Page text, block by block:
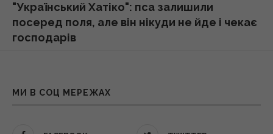
У Єврокомісії відреагували на заяву
Зеленського про скорочення поставок
набагато більше, ніж в авокадо
"Український Хатіко": пса залишили
посеред поля, але він нікуди не йде і чекає
господарів
Відомий український актор розповів,
МИ В СОЦ МЕРЕЖАХ